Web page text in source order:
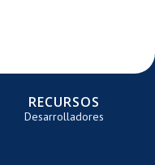
RECURSOS
Desarrolladores